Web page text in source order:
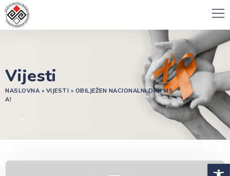
Vijesti
NASLOVNA » VIJESTI » OBILJEŽEN NACIONALNI DAN MS-
A!